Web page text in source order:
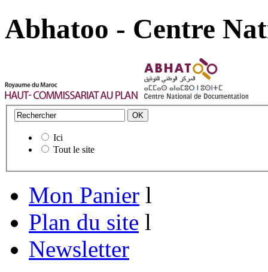
Abhatoo - Centre
Ici
Tout le site
Mon Panier l
Plan du site l
Newsletter